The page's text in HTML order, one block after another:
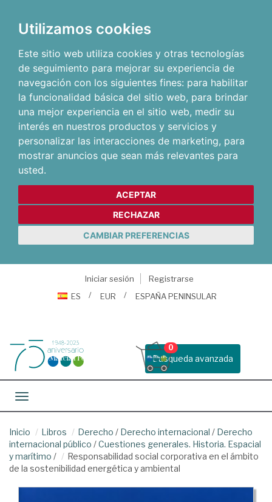
Utilizamos cookies
Este sitio web utiliza cookies y otras tecnologías
de seguimiento para mejorar su experiencia de
navegación con los siguientes fines: para habilitar
la funcionalidad básica del sitio web, para brindar
una mejor experiencia en el sitio web, medir su
interés en nuestros productos y servicios y
personalizar las interacciones de marketing, para
mostrar anuncios que sean más relevantes para
usted.
ACEPTAR
RECHAZAR
CAMBIAR PREFERENCIAS
Iniciar sesión
Registrarse
ES
EUR ESPAÑA PENINSULAR
Busqueda avanzada
0
Toggle navigation
Inicio Libros Derecho / Derecho internacional / Derecho
internacional público /Cuestiones generales. Historia. Espacial
y marítimo /
Responsabilidad social corporativa en el ámbito
de la sostenibilidad energética y ambiental